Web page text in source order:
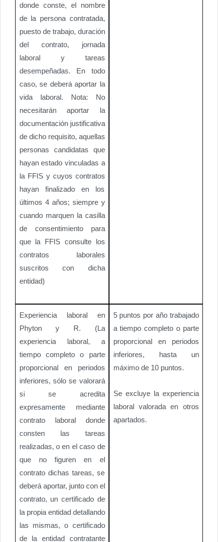
donde conste, el nombre
de la persona contratada,
puesto de trabajo, duración
del contrato, jornada
laboral y tareas
desempeñadas. En todo
caso, se deberá aportar la
vida laboral. Nota: No
necesitarán aportar la
documentación justificativa
de dicho requisito, aquellas
personas candidatas que
hayan estado vinculadas a
la FFIS y cuyos contratos
hayan finalizado en los
últimos 4 años; siempre y
cuando marquen la casilla
de consentimiento para
que la FFIS consulte los
contratos laborales
suscritos con dicha
entidad)
Experiencia laboral en
Phyton y R. (La
experiencia laboral, a
tiempo completo o parte
proporcional en periodos
inferiores, sólo se valorará
si se acredita
expresamente mediante
contrato laboral donde
consten las tareas
realizadas, o en el caso de
que no figuren en el
contrato dichas tareas, se
deberá aportar, junto con el
contrato, un certificado de
la propia entidad detallando
las mismas, o certificado
de la entidad contratante
5 puntos por año trabajado
a tiempo completo o parte
proporcional en periodos
inferiores, hasta un
máximo de 10 puntos.
Se excluye la experiencia
laboral valorada en otros
apartados.